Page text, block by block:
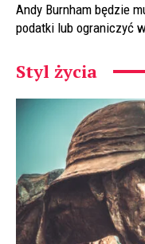
Andy Burnham będzie
podatki lub ograniczyć
Styl życia